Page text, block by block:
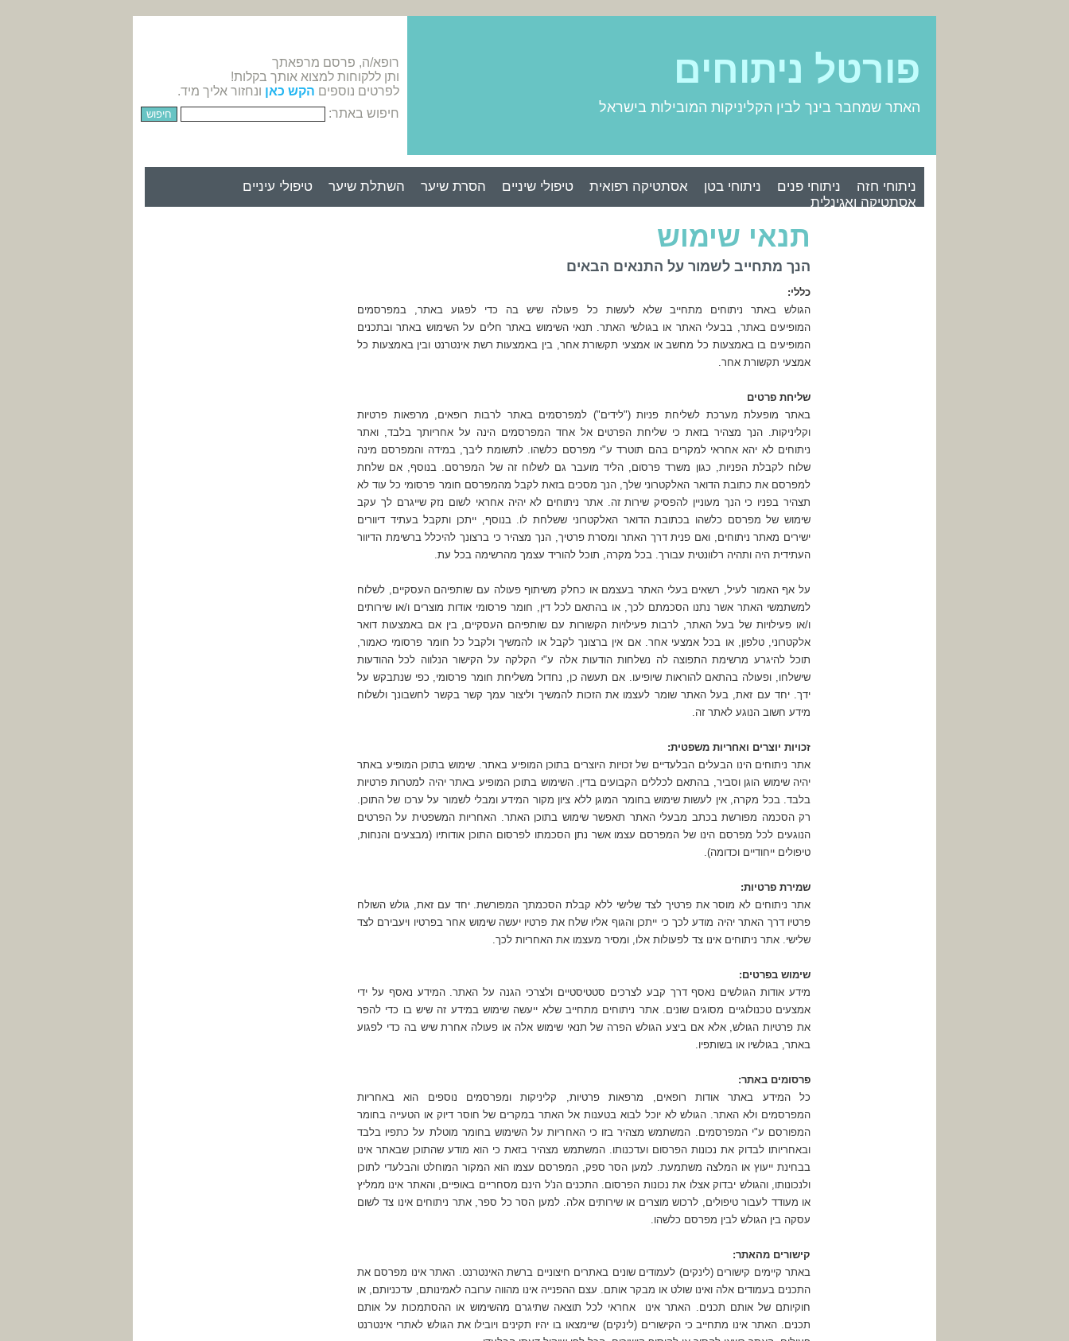
פורטל ניתוחים
האתר שמחבר בינך לבין הקליניקות המובילות בישראל
רופא/ה, פרסם מרפאתך
ותן ללקוחות למצוא אותך בקלות!
לפרטים נוספים הקש כאן ונחזור אליך מיד.
חיפוש באתר:
ניתוחי חזה ניתוחי פנים ניתוחי בטן אסתטיקה רפואית טיפולי שיניים הסרת שיער השתלת שיער
טיפולי עיניים
אסתטיקה ואגינלית
תנאי שימוש
הנך מתחייב לשמור על התנאים הבאים
כללי:
הגולש באתר ניתוחים מתחייב שלא לעשות כל פעולה שיש בה כדי לפגוע באתר, במפרסמים
המופיעים באתר, בבעלי האתר או בגולשי האתר. תנאי השימוש באתר חלים על השימוש באתר ובתכנים
המופיעים בו באמצעות כל מחשב או אמצעי תקשורת אחר, בין באמצעות רשת אינטרנט ובין באמצעות כל
אמצעי תקשורת אחר.
שליחת פרטים
באתר מופעלת מערכת לשליחת פניות ("לידים") למפרסמים באתר לרבות רופאים, מרפאות פרטיות
וקליניקות. הנך מצהיר בזאת כי שליחת הפרטים אל אחד המפרסמים הינה על אחריותך בלבד, ואתר
ניתוחים לא יהא אחראי למקרים בהם תוטרד ע"י מפרסם כלשהו. לתשומת ליבך, במידה והמפרסם מינה
שלוח לקבלת הפניות, כגון משרד פרסום, הליד מועבר גם לשלוח זה של המפרסם. בנוסף, אם שלחת
למפרסם את כתובת הדואר האלקטרוני שלך, הנך מסכים בזאת לקבל מהמפרסם חומר פרסומי כל עוד לא
תצהיר בפניו כי הנך מעוניין להפסיק שירות זה. אתר ניתוחים לא יהיה אחראי לשום נזק שייגרם לך עקב
שימוש של מפרסם כלשהו בכתובת הדואר האלקטרוני ששלחת לו. בנוסף, ייתכן ותקבל בעתיד דיוורים
ישירים מאתר ניתוחים, ואם פנית דרך האתר ומסרת פרטיך, הנך מצהיר כי ברצונך להיכלל ברשימת הדיוור
העתידית היה ותהיה רלוונטית עבורך. בכל מקרה, תוכל להוריד עצמך מהרשימה בכל עת.
על אף האמור לעיל, רשאים בעלי האתר בעצמם או כחלק משיתוף פעולה עם שותפיהם העסקיים, לשלוח
למשתמשי האתר אשר נתנו הסכמתם לכך, או בהתאם לכל דין, חומר פרסומי אודות מוצרים ו/או שירותים
ו/או פעילויות של בעל האתר, לרבות פעילויות הקשורות עם שותפיהם העסקיים, בין אם באמצעות דואר
אלקטרוני, טלפון, או בכל אמצעי אחר. אם אין ברצונך לקבל או להמשיך ולקבל כל חומר פרסומי כאמור,
תוכל להיגרע מרשימת התפוצה לה נשלחות הודעות אלה ע"י הקלקה על הקישור הנלווה לכל ההודעות
שישלחו, ופעולה בהתאם להוראות שיופיעו. אם תעשה כן, נחדול משליחת חומר פרסומי, כפי שנתבקש על
ידך. יחד עם זאת, בעל האתר שומר לעצמו את הזכות להמשיך וליצור עמך קשר בקשר לחשבונך ולשלוח
מידע חשוב הנוגע לאתר זה.
זכויות יוצרים ואחריות משפטית:
אתר ניתוחים הינו הבעלים הבלעדיים של זכויות היוצרים בתוכן המופיע באתר. שימוש בתוכן המופיע באתר
יהיה שימוש הוגן וסביר, בהתאם לכללים הקבועים בדין. השימוש בתוכן המופיע באתר יהיה למטרות פרטיות
בלבד. בכל מקרה, אין לעשות שימוש בחומר המוגן ללא ציון מקור המידע ומבלי לשמור על ערכו של התוכן.
רק הסכמה מפורשת בכתב מבעלי האתר תאפשר שימוש בתוכן האתר. האחריות המשפטית על הפרטים
הנוגעים לכל מפרסם הינו של המפרסם עצמו אשר נתן הסכמתו לפרסום התוכן אודותיו (מבצעים והנחות,
טיפולים ייחודיים וכדומה).
שמירת פרטיות:
אתר ניתוחים לא מוסר את פרטיך לצד שלישי ללא קבלת הסכמתך המפורשת. יחד עם זאת, גולש השולח
פרטיו דרך האתר יהיה מודע לכך כי ייתכן והגוף אליו שלח את פרטיו יעשה שימוש אחר בפרטיו ויעבירם לצד
שלישי. אתר ניתוחים אינו צד לפעולות אלו, ומסיר מעצמו את האחריות לכך.
שימוש בפרטים:
מידע אודות הגולשים נאסף דרך קבע לצרכים סטטיסטיים ולצרכי הגנה על האתר. המידע נאסף על ידי
אמצעים טכנולוגיים מסוגים שונים. אתר ניתוחים מתחייב שלא ייעשה שימוש במידע זה שיש בו כדי להפר
את פרטיות הגולש, אלא אם ביצע הגולש הפרה של תנאי שימוש אלה או פעולה אחרת שיש בה כדי לפגוע
באתר, בגולשיו או בשותפיו.
פרסומים באתר:
כל המידע באתר אודות רופאים, מרפאות פרטיות, קליניקות ומפרסמים נוספים הוא באחריות
המפרסמים ולא האתר. הגולש לא יוכל לבוא בטענות אל האתר במקרים של חוסר דיוק או הטעייה בחומר
המפורסם ע"י המפרסמים. המשתמש מצהיר בזו כי האחריות על השימוש בחומר מוטלת על כתפיו בלבד
ובאחריותו לבדוק את נכונות הפרסום ועדכנותו. המשתמש מצהיר בזאת כי הוא מודע שהתוכן שבאתר אינו
בבחינת ייעוץ או המלצה משתמעת. למען הסר ספק, המפרסם עצמו הוא המקור המוחלט והבלעדי לתוכן
ולנכונותו, והגולש יבדוק אצלו את נכונות הפרסום. התכנים הנ'ל הינם מסחריים באופיים, והאתר אינו ממליץ
או מעודד לעבור טיפולים, לרכוש מוצרים או שירותים אלה. למען הסר כל ספר, אתר ניתוחים אינו צד לשום
עסקה בין הגולש לבין מפרסם כלשהו.
קישורים מהאתר:
באתר קיימים קישורים (לינקים) לעמודים שונים באתרים חיצוניים ברשת האינטרנט. האתר אינו מפרסם את
התכנים בעמודים אלה ואינו שולט או מבקר אותם. עצם ההפנייה אינו מהווה ערובה לאמינותם, עדכניותם, או
חוקיותם של אותם תכנים. האתר אינו אחראי לכל תוצאה שתיגרם מהשימוש או ההסתמכות על אותם
תכנים. האתר אינו מתחייב כי הקישורים (לינקים) שיימצאו בו יהיו תקינים ויובילו את הגולש לאתרי אינטרנט